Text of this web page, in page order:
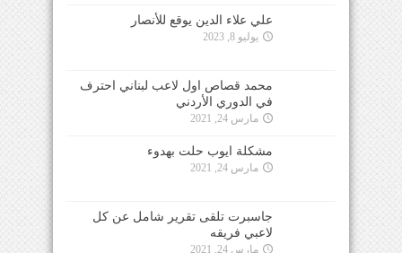
علي علاء الدين يوقع للأنصار
يوليو 8, 2023
محمد قصاص اول لاعب لبناني احترف
في الدوري الأردني
مارس 24, 2021
مشكلة ايوب حلت بهدوء
مارس 24, 2021
جاسبرت تلقى تقرير شامل عن كل
لاعبي فريقه
مارس 24, 2021